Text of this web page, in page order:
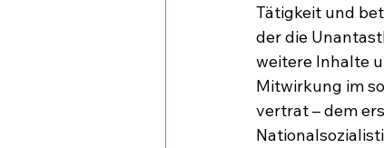
Tätigkeit und
der die
weitere Inhalte
Mitwirkung im
vertrat – dem